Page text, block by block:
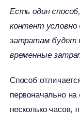
Есть один
контент
затратам будет
ременные
Способ
первоначально на
несколько часов,